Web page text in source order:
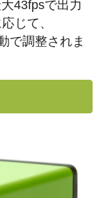
43fpsで出力
じて、
で調整されま